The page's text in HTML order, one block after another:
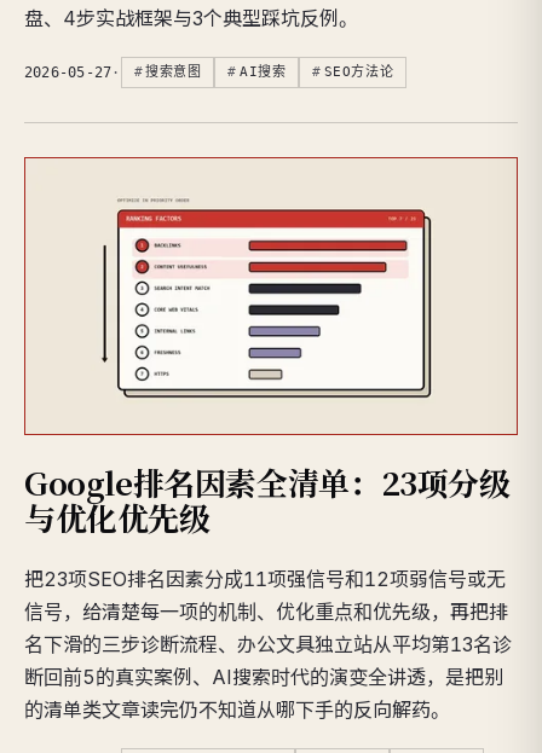
盘、4步实战框架与3个典型踩坑反例。
2026-05-27 · 搜索意图 AI搜索 SEO方法论
Google排名因素全清单：23项分级
与优化优先级
把23项SEO排名因素分成11项强信号和12项弱信号或无
信号，给清楚每一项的机制、优化重点和优先级，再把排
名下滑的三步诊断流程、办公文具独立站从平均第13名诊
断回前5的真实案例、AI搜索时代的演变全讲透，是把别
的清单类文章读完仍不知道从哪下手的反向解药。